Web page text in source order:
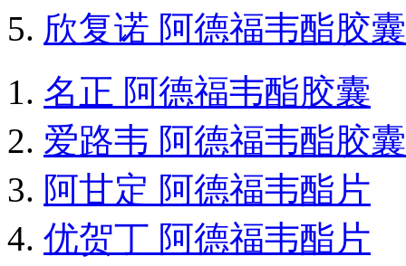
欣复诺 阿德福韦酯胶囊
名正 阿德福韦酯胶囊
爱路韦 阿德福韦酯胶囊
阿甘定 阿德福韦酯片
优贺丁 阿德福韦酯片